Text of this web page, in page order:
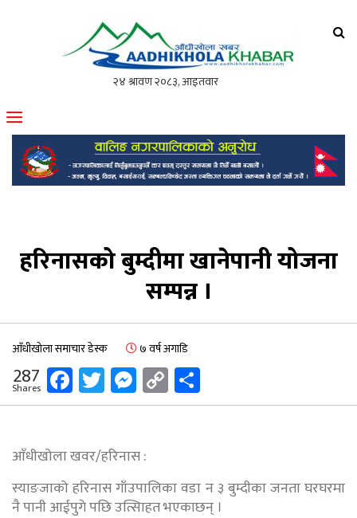
मोफसलकै लोकप्रिय अनलाइन पत्रिका
हरिनासको बुम्दीमा खानेपानी योजना
सम्पन्न ।
आँधीखोला समाचार डेस्क ७ वर्ष अगाडि
287
Shares Facebook
Twitter
Messenger
Copy
Link
आँधीखोला खवर/हरिनास :
स्याङजाको हरिनास गाँउपालिका वडा न ३ बुम्दीका जनता घरघरमा
नै पानी आईपुगे पछि उत्सािहत भएकाछन् ।